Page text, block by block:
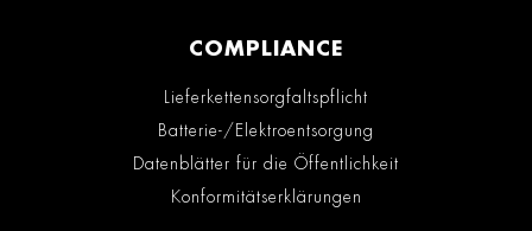
COMPLIANCE
Lieferkettensorgfaltspflicht
Batterie-/Elektroentsorgung
Datenblätter für die Öffentlichkeit
Konformitätserklärungen